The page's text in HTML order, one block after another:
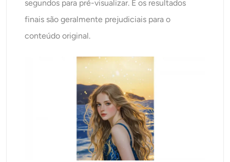
segundos para pré-visualizar. E os resultados
finais são geralmente prejudiciais para o
conteúdo original.